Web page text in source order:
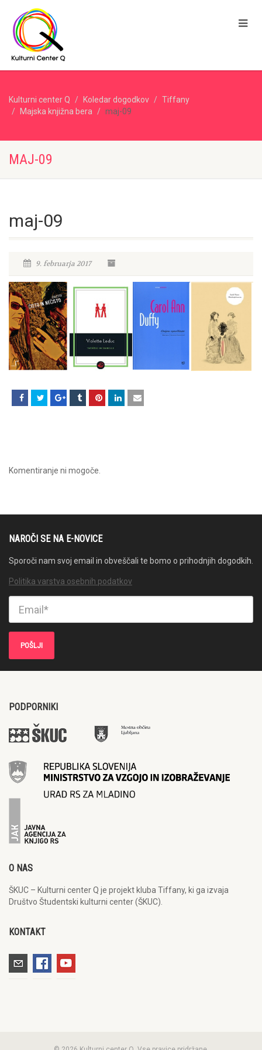
Kulturni center Q Koledar dogodkov
Tiffany
Majska knjižna bera
maj-09
MAJ-09
maj-09
9. februarja 2017
Komentiranje ni mogoče.
NAROČI SE NA E-NOVICE
Sporoči nam svoj email in obveščali te bomo o prihodnjih dogodkih.
Politika varstva osebnih podatkov
PODPORNIKI
O NAS
ŠKUC – Kulturni center Q je projekt kluba Tiffany, ki ga izvaja
Društvo Študentski kulturni center (ŠKUC).
KONTAKT